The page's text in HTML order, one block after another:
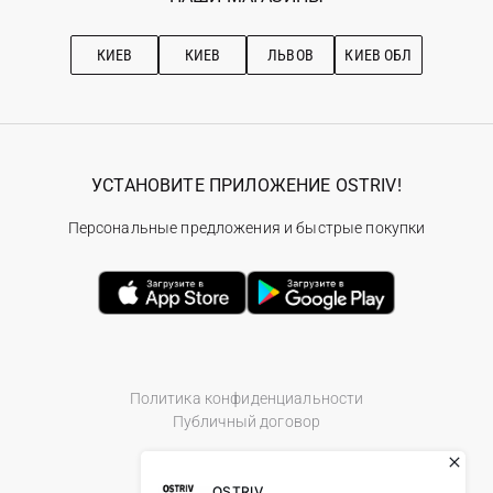
Рекомендации по уходу
КИЕВ КИЕВ ЛЬВОВ КИЕВ ОБЛ
Политика конфиденциальности
Публичный договор
УСТАНОВИТЕ ПРИЛОЖЕНИЕ OSTRIV!
Персональные предложения и быстрые покупки